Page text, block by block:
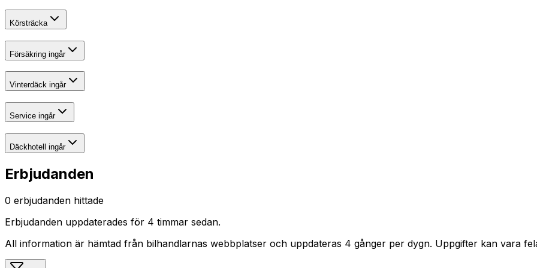
Körsträcka
Försäkring ingår
Vinterdäck ingår
Service ingår
Däckhotell ingår
Erbjudanden
0 erbjudanden hittade
Erbjudanden uppdaterades för 4 timmar sedan.
All information är hämtad från bilhandlarnas webbplatser och uppdateras 4 gånger per dygn. Uppgifter kan vara